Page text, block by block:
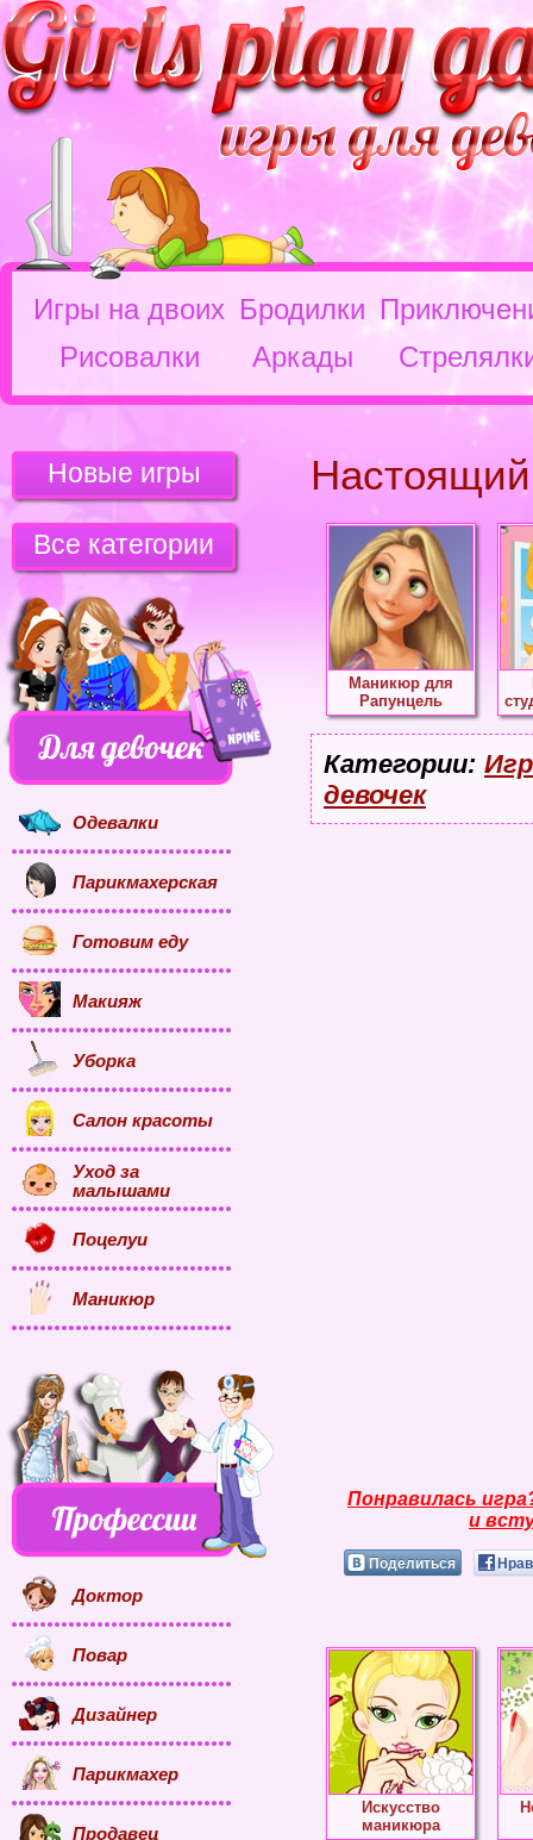
Игры на двоих Бродилки
Рисовалки
Аркады
Маникюр для
Рапунцель
Категории:
девочек
Понравилась
и
Поделиться
Искусство
маникюра
Новые игры
Все категории
Одевалки
Парикмахерская
Готовим еду
Макияж
Уборка
Салон красоты
Уход за
малышами
Поцелуи
Маникюр
Доктор
Повар
Дизайнер
Парикмахер
Продавец